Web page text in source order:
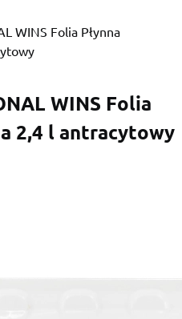
WINS Folia Płynna
WINS Folia
2,4 l antracytowy